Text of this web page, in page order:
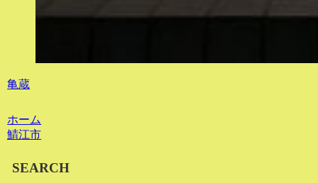
亀蔵
ホーム
鯖江市
SEARCH